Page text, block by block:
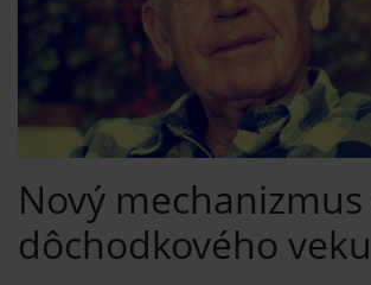
Nový
dôchodkového veku